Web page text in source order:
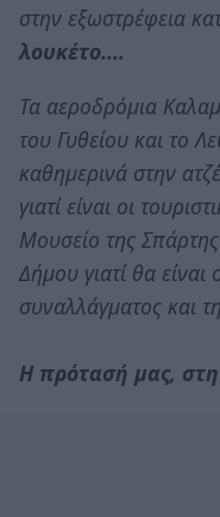
στην εξωστρέφεια
λουκέτο....
Τα αεροδρόμια
του Γυθείου και το
καθημερινά στην
γιατί είναι οι
Μουσείο της
Δήμου γιατί θα είναι
συναλλάγματος και
Η πρότασή μας,